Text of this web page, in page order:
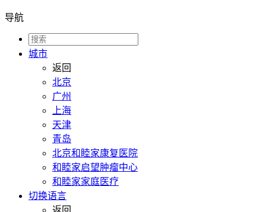
导航
城市
返回
北京
广州
上海
天津
青岛
北京和睦家康复医院
和睦家启望肿瘤中心
和睦家家庭医疗
切换语言
返回